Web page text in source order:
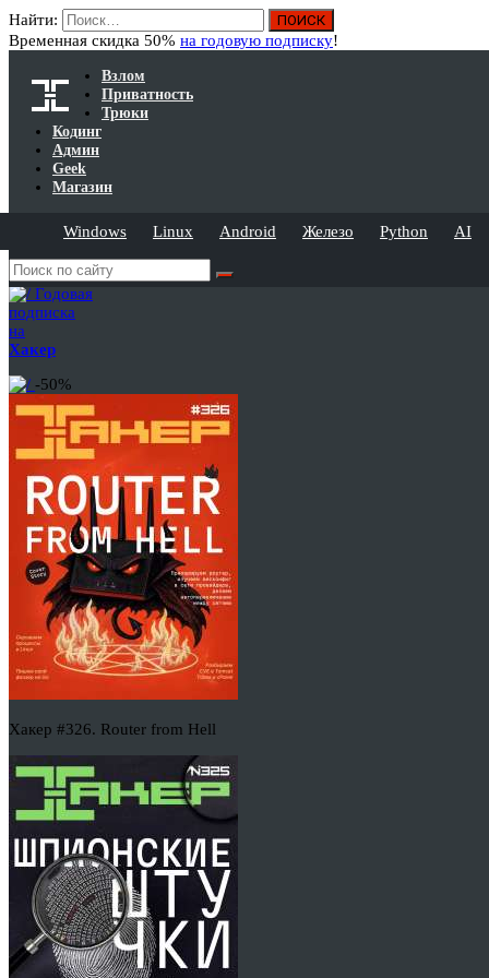
Найти:
Временная скидка 50% на годовую подписку!
Взлом
Приватность
Трюки
Кодинг
Админ
Geek
Магазин
Windows Linux Android Железо Python AI
Годовая
подписка
на
Хакер
-50%
Хакер #326. Router from Hell